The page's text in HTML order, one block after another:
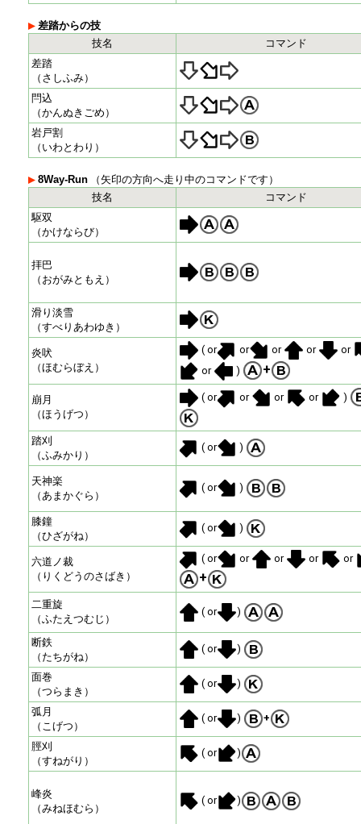
差踏からの技
技名
コマンド
差踏
（さしふみ）
閂込
（かんぬきごめ）
岩戸割
（いわとわり）
8Way-Run
（矢印の方向へ走り中のコマンドです）
技名
コマンド
駆双
（かけならび）
拝巴
（おがみともえ）
滑り淡雪
（すべりあわゆき）
炎吠
（ほむらぼえ）
( or or or or
or
or
) +
崩月
（ほうげつ）
( or or or or )
踏刈
（ふみかり）
( or )
天神楽
（あまかぐら）
( or )
膝鐘
（ひざがね）
( or )
六道ノ裁
（りくどうのさばき）
( or or or or or
+
二重旋
（ふたえつむじ）
( or )
断鉄
（たちがね）
( or )
面巻
（つらまき）
( or )
弧月
（こげつ）
( or ) +
脛刈
（すねがり）
( or )
峰炎
（みねほむら）
( or )